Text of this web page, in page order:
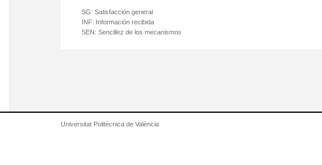
SG: Satisfacción general
INF: Información recibida
SEN: Sencillez de los mecanismos
Universitat Politècnica de València